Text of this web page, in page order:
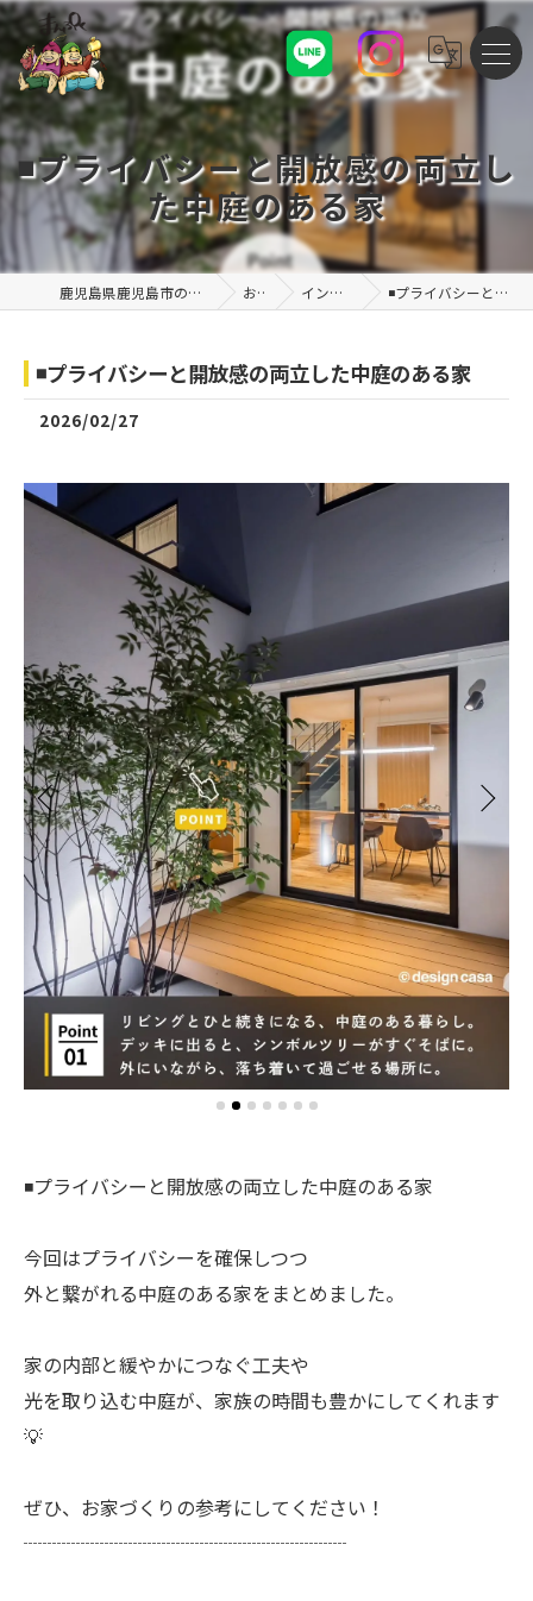
◾️プライバシーと開放感の両立し
た中庭のある家
鹿児島県鹿児島市の注文住宅なら株式会社まんぷくハウス お知らせ インスタグラム投稿 ◾️プライバシーと開放感の両立した中庭のある家
◾️プライバシーと開放感の両立した中庭のある家
2026/02/27
◾️プライバシーと開放感の両立した中庭のある家
今回はプライバシーを確保しつつ
外と繋がれる中庭のある家をまとめました。
家の内部と緩やかにつなぐ工夫や
光を取り込む中庭が、家族の時間も豊かにしてくれます
💡
ぜひ、お家づくりの参考にしてください！
┈┈┈┈┈┈┈┈┈┈┈┈┈┈┈┈┈